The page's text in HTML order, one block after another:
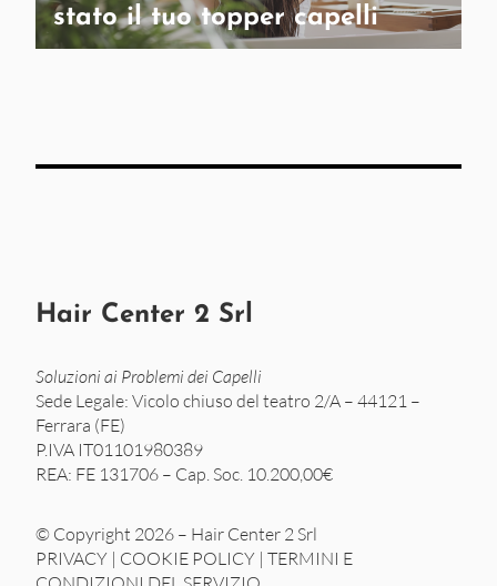
stato il tuo topper capelli
Hair Center 2 Srl
Soluzioni ai Problemi dei Capelli
Sede Legale: Vicolo chiuso del teatro 2/A – 44121 –
Ferrara (FE)
P.IVA IT01101980389
REA: FE 131706 – Cap. Soc. 10.200,00€
© Copyright 2026 – Hair Center 2 Srl
PRIVACY | COOKIE POLICY | TERMINI E